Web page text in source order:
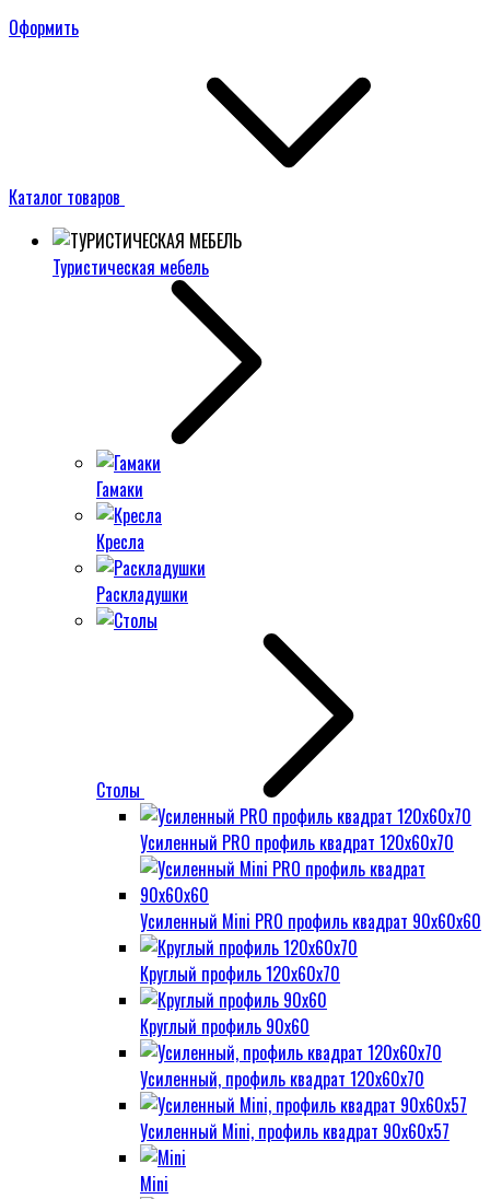
Оформить
Каталог товаров
Туристическая мебель
Гамаки
Кресла
Раскладушки
Столы
Усиленный PRO профиль квадрат 120х60х70
Усиленный Mini PRO профиль квадрат 90х60х60
Круглый профиль 120х60х70
Круглый профиль 90х60
Усиленный, профиль квадрат 120х60х70
Усиленный Mini, профиль квадрат 90х60х57
Mini